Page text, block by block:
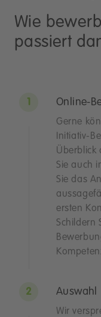
Wie
passiert
Online-
Gerne
Initiativ-
Überblick
Sie auch
Sie das
ersten
Schildern
Auswahl
Wir